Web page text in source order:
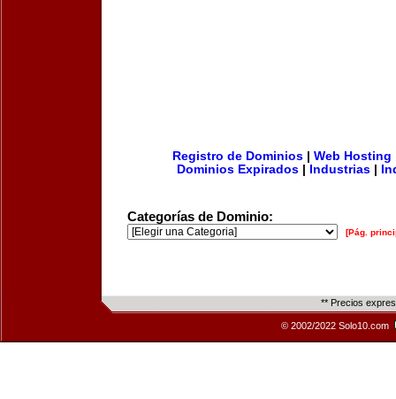
Registro de Dominios| Web Hosting
Dominios Expirados
Industrias
Categorías de Dominio:
[Pág.
** Precios
© 2002/2022 Solo10.com